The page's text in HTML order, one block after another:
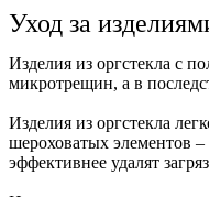
Уход за
Изделия из оргстекла с
микротрещин, а в
Изделия из оргстекла
шероховатых элементов
эффективнее удалят